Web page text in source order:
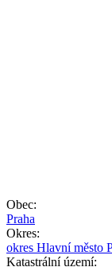
+
−
Obec:
Praha
Okres:
okres Hlavní město
Katastrální území: